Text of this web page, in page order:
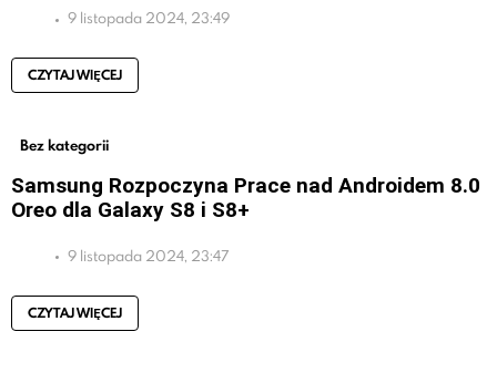
9 listopada 2024, 23:49
CZYTAJ WIĘCEJ
Bez kategorii
Samsung Rozpoczyna Prace nad Androidem 8.0
Oreo dla Galaxy S8 i S8+
9 listopada 2024, 23:47
CZYTAJ WIĘCEJ